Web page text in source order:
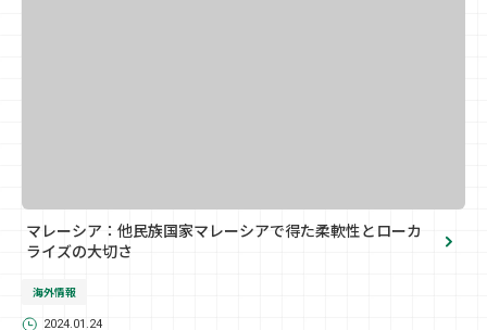
マレーシア：他民族国家マレーシアで得た柔軟性とローカ
ライズの大切さ
海外情報
2024.01.24